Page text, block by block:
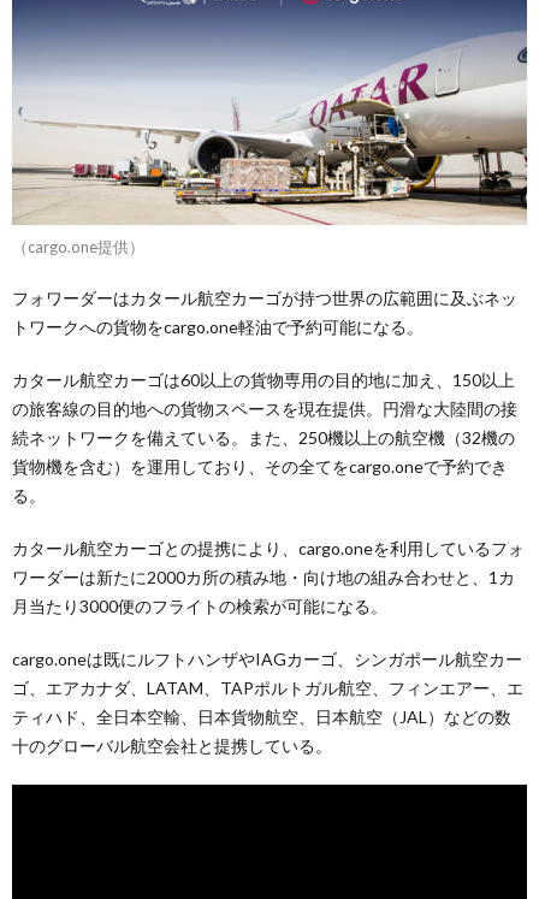
（cargo.one提供）
フォワーダーはカタール航空カーゴが持つ世界の広範囲に及ぶネッ
トワークへの貨物をcargo.one軽油で予約可能になる。
カタール航空カーゴは60以上の貨物専用の目的地に加え、150以上
の旅客線の目的地への貨物スペースを現在提供。円滑な大陸間の接
続ネットワークを備えている。また、250機以上の航空機（32機の
貨物機を含む）を運用しており、その全てをcargo.oneで予約でき
る。
カタール航空カーゴとの提携により、cargo.oneを利用しているフォ
ワーダーは新たに2000カ所の積み地・向け地の組み合わせと、1カ
月当たり3000便のフライトの検索が可能になる。
cargo.oneは既にルフトハンザやIAGカーゴ、シンガポール航空カー
ゴ、エアカナダ、LATAM、TAPポルトガル航空、フィンエアー、エ
ティハド、全日本空輸、日本貨物航空、日本航空（JAL）などの数
十のグローバル航空会社と提携している。